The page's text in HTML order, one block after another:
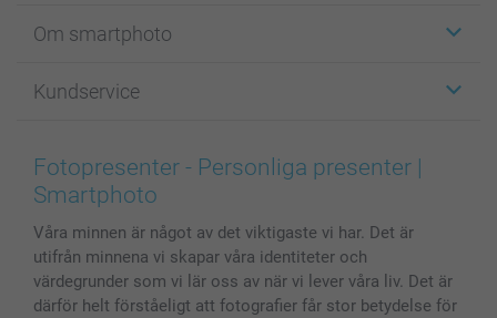
Fotokort
Fotoböcker
Bilder, Fotoförstoring & Fotohäften
Skal till Mobil & Surfplatta
Fotoalmanackor & Fotoagenda
Fotoramar & Tillbehör
Presentkort
Om smartphoto
För affiliates
Cookie Policy
Sitemap
Investor Relations
Kundservice
smartgaranti
smartbonus
Status på beställningar
Fotopresenter - Personliga presenter |
Smartphoto
Våra minnen är något av det viktigaste vi har. Det är
utifrån minnena vi skapar våra identiteter och
värdegrunder som vi lär oss av när vi lever våra liv. Det är
därför helt förståeligt att fotografier får stor betydelse för